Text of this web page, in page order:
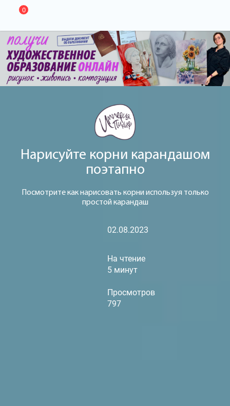
0
Нарисуйте корни карандашом
поэтапно
Посмотрите как нарисовать корни используя только
простой карандаш
02.08.2023
На чтение
5 минут
Просмотров
797